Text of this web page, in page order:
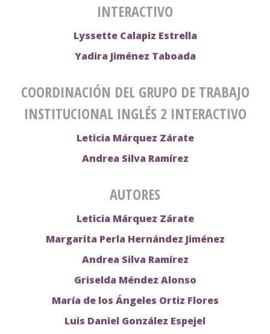
INTERACTIVO
Lyssette Calapiz Estrella
Yadira Jiménez Taboada
COORDINACIÓN DEL GRUPO DE TRABAJO
INSTITUCIONAL INGLÉS 2 INTERACTIVO
Leticia Márquez Zárate
Andrea Silva Ramírez
AUTORES
Leticia Márquez Zárate
Margarita Perla Hernández Jiménez
Andrea Silva Ramírez
Griselda Méndez Alonso
María de los Ángeles Ortiz Flores
Luis Daniel González Espejel